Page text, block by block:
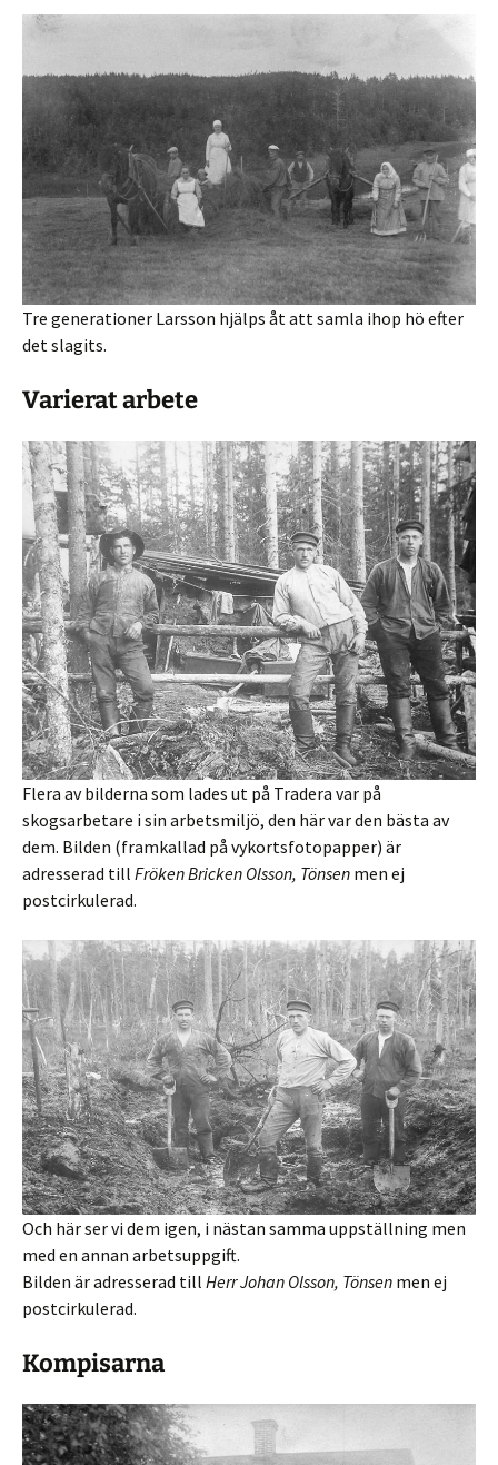
Tre generationer Larsson hjälps åt att samla ihop hö efter
det slagits.
Varierat arbete
Flera av bilderna som lades ut på Tradera var på
skogsarbetare i sin arbetsmiljö, den här var den bästa av
dem. Bilden (framkallad på vykortsfotopapper) är
adresserad till Fröken Bricken Olsson, Tönsen men ej
postcirkulerad.
Och här ser vi dem igen, i nästan samma uppställning men
med en annan arbetsuppgift.
Bilden är adresserad till Herr Johan Olsson, Tönsen men ej
postcirkulerad.
Kompisarna